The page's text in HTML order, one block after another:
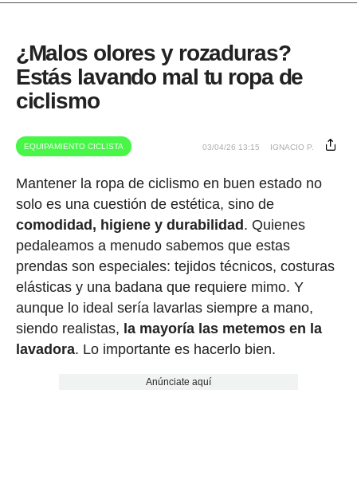
¿Malos olores y rozaduras?
Estás lavando mal tu ropa de
ciclismo
EQUIPAMIENTO CICLISTA 03/04/26 13:15 IGNACIO P.
Mantener la ropa de ciclismo en buen estado no
solo es una cuestión de estética, sino de
comodidad, higiene y durabilidad . Quienes
pedaleamos a menudo sabemos que estas
prendas son especiales: tejidos técnicos, costuras
elásticas y una badana que requiere mimo. Y
aunque lo ideal sería lavarlas siempre a mano,
siendo realistas, la mayoría las metemos en la
lavadora. Lo importante es hacerlo bien.
Anúnciate aquí